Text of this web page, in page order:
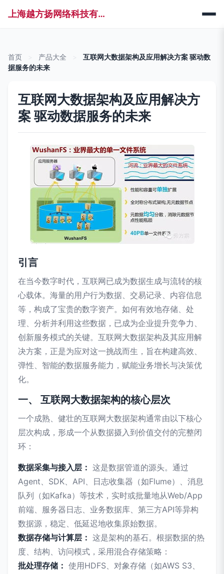
上海越方扬网络科技有限公司
首页 产品大全
互联网大数据架构及应用解决方案 驱动数
据服务的未来
互联网大数据架构及应用解决方
案 驱动数据服务的未来
引言
在当今数字时代，互联网已成为数据生成与流转的核
心载体。海量的用户行为数据、交易记录、内容信息
等，构成了宝贵的数字资产。如何有效地存储、处
理、分析并利用这些数据，已成为企业提升竞争力、
创新服务模式的关键。互联网大数据架构及其应用解
决方案，正是为应对这一挑战而生，旨在构建高效、
弹性、智能的数据服务能力，赋能业务增长与决策优
化。
一、 互联网大数据架构的核心层次
一个成熟、健壮的互联网大数据架构通常由以下核心
层次构成，形成一个从数据摄入到价值交付的完整闭
环：
数据采集与接入层： 这是数据管道的源头。通过
Agent、SDK、API、日志收集器（如Flume）、消息
队列（如Kafka）等技术，实时或批量地从Web/App
前端、服务器日志、业务数据库、第三方API等异构
数据源，稳定、低延迟地收集原始数据。
数据存储与计算层： 这是架构的基石。根据数据的热
度、结构、访问模式，采用混合存储策略：
批处理存储： 使用HDFS、对象存储（如AWS S3、